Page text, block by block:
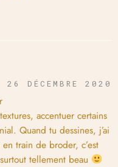
26 DÉCEMBRE 2020
accentuer certains
Quand tu dessines, j’ai
train de broder, c’est
tellement beau